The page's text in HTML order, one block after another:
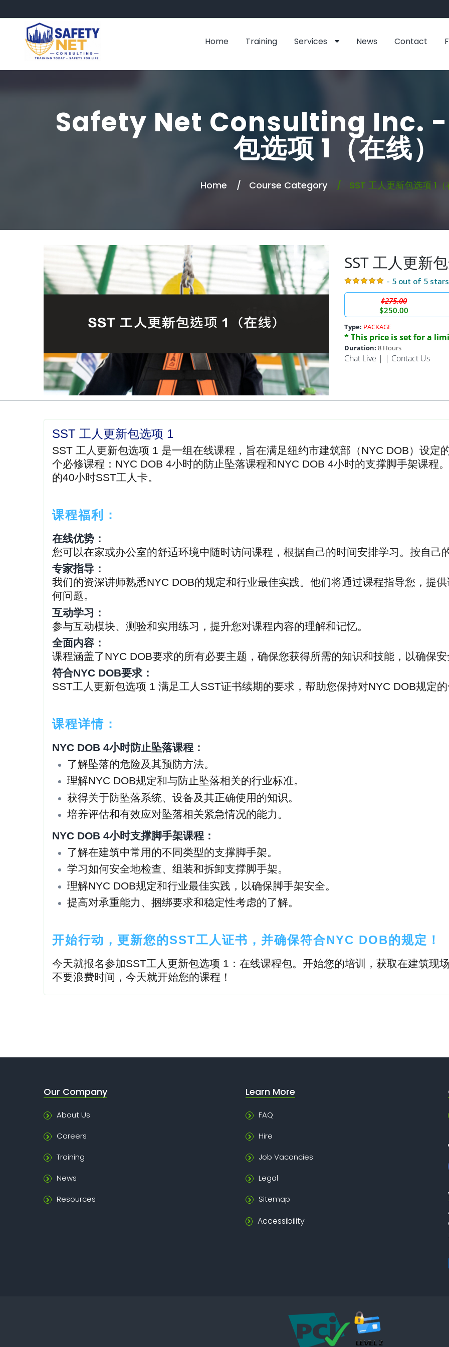
Home Training Services News Contact
Safety Net Consulting Inc. -
包选项 1（在线）
Home Course Category SST 工人更新包选项 1（
SST 工人更新
- 5 out of 5 stars
$275.00
$250.00
Type: PACKAGE
* This price is set for a
Duration: 8 Hours
Chat Live | | Contact Us
SST 工人更新包选项 1
SST 工人更新包选项 1 是一组在线课程，旨在满足纽约市建筑部（NYC DOB）设定
个必修课程：NYC DOB 4小时的防止坠落课程和NYC DOB 4小时的支撑脚手架课程
的40小时SST工人卡。
课程福利：
在线优势：
您可以在家或办公室的舒适环境中随时访问课程，根据自己的时间安排学习。按自己
专家指导：
我们的资深讲师熟悉NYC DOB的规定和行业最佳实践。他们将通过课程指导您，提
何问题。
互动学习：
参与互动模块、测验和实用练习，提升您对课程内容的理解和记忆。
全面内容：
课程涵盖了NYC DOB要求的所有必要主题，确保您获得所需的知识和技能，以确保安
符合NYC DOB要求：
SST工人更新包选项 1 满足工人SST证书续期的要求，帮助您保持对NYC DOB规定的
课程详情：
NYC DOB 4小时防止坠落课程：
了解坠落的危险及其预防方法。
理解NYC DOB规定和与防止坠落相关的行业标准。
获得关于防坠落系统、设备及其正确使用的知识。
培养评估和有效应对坠落相关紧急情况的能力。
NYC DOB 4小时支撑脚手架课程：
了解在建筑中常用的不同类型的支撑脚手架。
学习如何安全地检查、组装和拆卸支撑脚手架。
理解NYC DOB规定和行业最佳实践，以确保脚手架安全。
提高对承重能力、捆绑要求和稳定性考虑的了解。
开始行动，更新您的SST工人证书，并确保符合NYC DOB的规定！
今天就报名参加SST工人更新包选项 1：在线课程包。开始您的培训，获取在建筑现
不要浪费时间，今天就开始您的课程！
Our Company
About Us
Careers
Training
News
Resources
Learn More
FAQ
Hire
Job Vacancies
Legal
Sitemap
Accessibility